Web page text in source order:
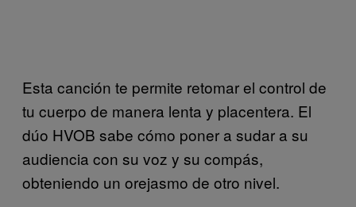
Esta canción te permite retomar el control de
tu cuerpo de manera lenta y placentera. El
dúo HVOB sabe cómo poner a sudar a su
audiencia con su voz y su compás,
obteniendo un orejasmo de otro nivel.